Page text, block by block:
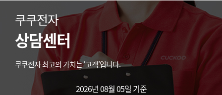
쿠쿠전자
상담센터
쿠쿠전자 최고의 가치는 ‘고객’입니다.
2026년 08월 05일 기준